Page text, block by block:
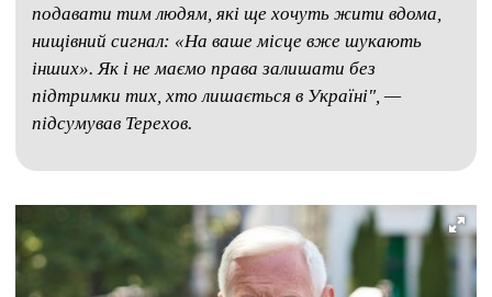
подавати тим людям, які ще хочуть жити вдома,
нищівний сигнал: «На ваше місце вже шукають
інших». Як і не маємо права залишати без
підтримки тих, хто лишається в Україні", —
підсумував Терехов.